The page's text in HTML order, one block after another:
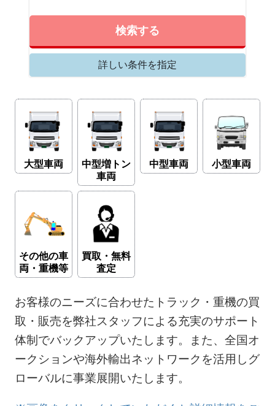
検索する
詳しい条件を指定
大型車両
中型増トン
車両
中型車両 小型車両
その他の車
両・重機等
買取・無料
査定
お客様のニーズに合わせたトラック・重機の買
取・販売を弊社スタッフによる充実のサポート
体制でバックアップいたします。また、全国オ
ークションや海外輸出ネットワークを活用しグ
ローバルに事業展開いたします。